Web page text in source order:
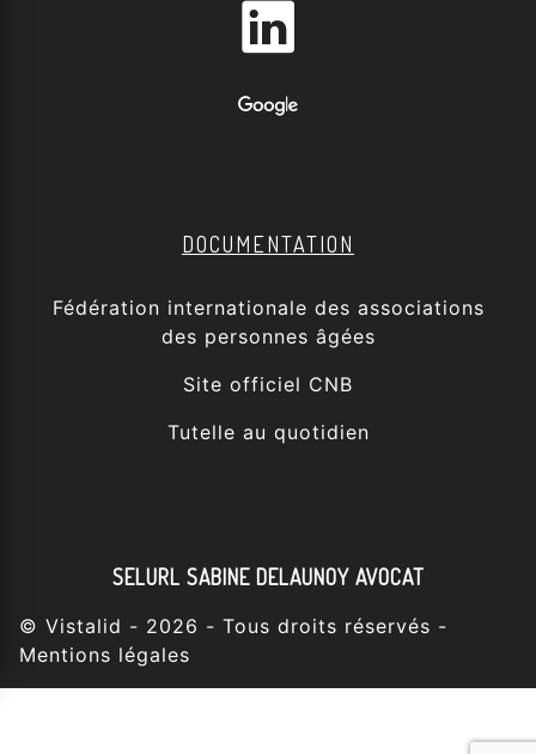
DOCUMENTATION
Fédération internationale des associations
des personnes âgées
Site officiel CNB
Tutelle au quotidien
SELURL SABINE DELAUNOY AVOCAT
© Vistalid - 2026 - Tous droits réservés -
Mentions légales